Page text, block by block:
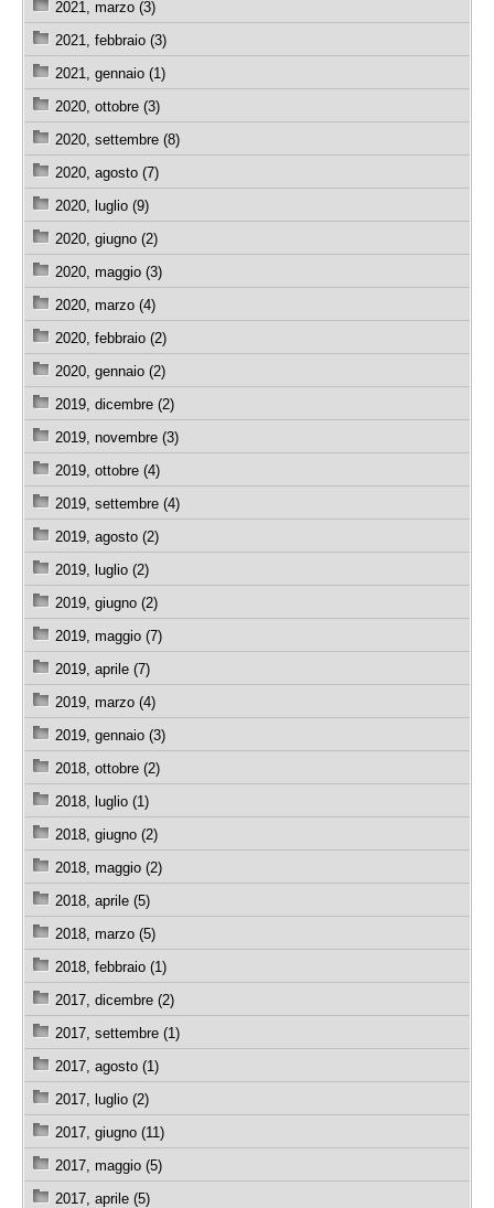
2021, marzo (3)
2021, febbraio (3)
2021, gennaio (1)
2020, ottobre (3)
2020, settembre (8)
2020, agosto (7)
2020, luglio (9)
2020, giugno (2)
2020, maggio (3)
2020, marzo (4)
2020, febbraio (2)
2020, gennaio (2)
2019, dicembre (2)
2019, novembre (3)
2019, ottobre (4)
2019, settembre (4)
2019, agosto (2)
2019, luglio (2)
2019, giugno (2)
2019, maggio (7)
2019, aprile (7)
2019, marzo (4)
2019, gennaio (3)
2018, ottobre (2)
2018, luglio (1)
2018, giugno (2)
2018, maggio (2)
2018, aprile (5)
2018, marzo (5)
2018, febbraio (1)
2017, dicembre (2)
2017, settembre (1)
2017, agosto (1)
2017, luglio (2)
2017, giugno (11)
2017, maggio (5)
2017, aprile (5)